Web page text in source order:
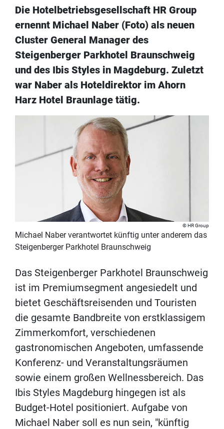
Die Hotelbetriebsgesellschaft HR Group
ernennt Michael Naber (Foto) als neuen
Cluster General Manager des
Steigenberger Parkhotel Braunschweig
und des Ibis Styles in Magdeburg. Zuletzt
war Naber als Hoteldirektor im Ahorn
Harz Hotel Braunlage tätig.
HR Group
Michael Naber verantwortet künftig unter anderem das
Steigenberger Parkhotel Braunschweig
Das Steigenberger Parkhotel Braunschweig
ist im Premiumsegment angesiedelt und
bietet Geschäftsreisenden und Touristen
die gesamte Bandbreite von erstklassigem
Zimmerkomfort, verschiedenen
gastronomischen Angeboten, umfassende
Konferenz- und Veranstaltungsräumen
sowie einem großen Wellnessbereich. Das
Ibis Styles Magdeburg hingegen ist als
Budget-Hotel positioniert. Aufgabe von
Michael Naber soll es nun sein, "künftig